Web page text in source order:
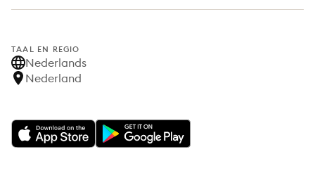
TAAL EN REGIO
Nederlands
Nederland